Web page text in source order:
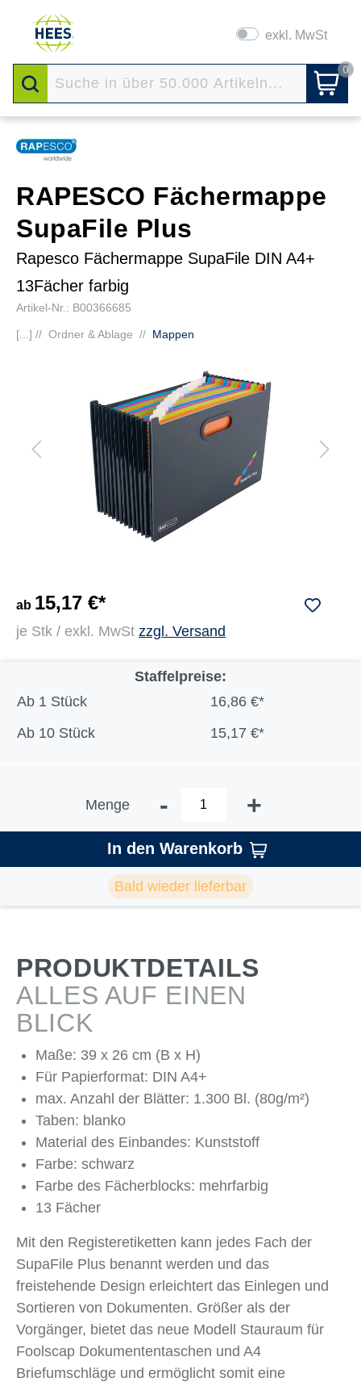
exkl. MwSt
0
RAPESCO Fächermappe
SupaFile Plus
Rapesco Fächermappe SupaFile DIN A4+
13Fächer farbig
Artikel-Nr.: B00366685
[...] // Ordner & Ablage // Mappen
ab 15,17 €*
je Stk / exkl. MwSt zzgl. Versand
Staffelpreise:
Ab 1 Stück
16,86 €*
Ab 10 Stück 15,17 €*
Menge - +
In den Warenkorb
Bald wieder lieferbar
PRODUKTDETAILS
ALLES AUF EINEN
BLICK
Maße: 39 x 26 cm (B x H)
Für Papierformat: DIN A4+
max. Anzahl der Blätter: 1.300 Bl. (80g/m²)
Taben: blanko
Material des Einbandes: Kunststoff
Farbe: schwarz
Farbe des Fächerblocks: mehrfarbig
13 Fächer
Mit den Registeretiketten kann jedes Fach der
SupaFile Plus benannt werden und das
freistehende Design erleichtert das Einlegen und
Sortieren von Dokumenten. Größer als der
Vorgänger, bietet das neue Modell Stauraum für
Foolscap Dokumententaschen und A4
Briefumschläge und ermöglicht somit eine